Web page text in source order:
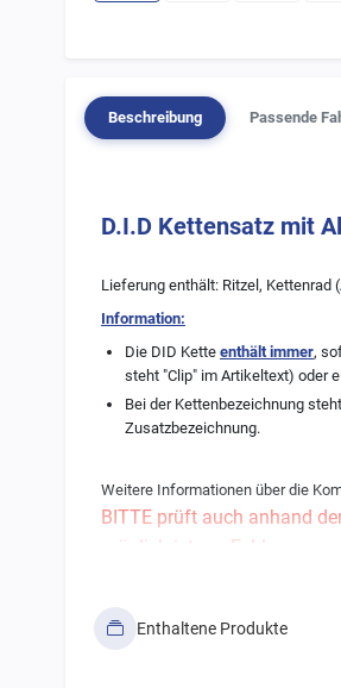
Beschreibung Passende
D.I.D Kettensatz mit
Lieferung enthält: Ritzel, Kettenrad
Information:
Die DID Kette enthält immer,
steht "Clip" im Artikeltext) oder
Bei der Kettenbezeichnung
Zusatzbezeichnung.
Weitere Informationen über die
BITTE prüft auch anhand
möglich ist um Fehler zu
Alle Ritzel/Kettenräder
Enthaltene Produkte